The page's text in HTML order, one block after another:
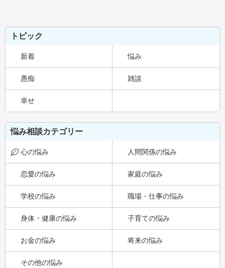
トピック
新着 悩み
愚痴 雑談
幸せ
悩み相談カテゴリー
心の悩み 人間関係の悩み
恋愛の悩み 家庭の悩み
学校の悩み 職場・仕事の悩み
身体・健康の悩み 子育ての悩み
お金の悩み 将来の悩み
その他の悩み